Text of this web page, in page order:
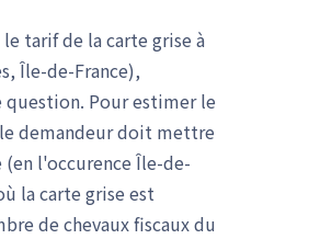
tarif de la carte grise à
Île-de-France),
question. Pour estimer le
demandeur doit mettre
(en l'occurence Île-de-
la carte grise est
de chevaux fiscaux du